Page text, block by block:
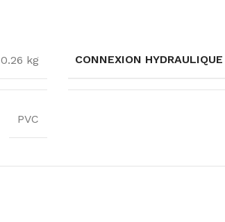
0.26 kg CONNEXION HYDRAULIQUE
PVC